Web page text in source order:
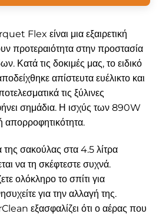
Flex είναι μια εξαιρετική
προτεραιότητα στην προστασία
Κατά τις δοκιμές μας, το ειδικό
απίστευτα ευέλικτο και
τις ξύλινες
σημάδια. Η ισχύς των 890W
απορροφητικότητα.
σακούλας στα 4.5 λίτρα
να τη σκέφτεστε συχνά.
ολόκληρο το σπίτι για
για την αλλαγή της.
εξασφαλίζει ότι ο αέρας που